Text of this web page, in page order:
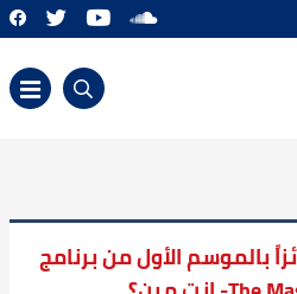
بالموسم الأول من برنامج